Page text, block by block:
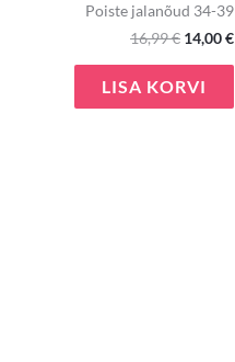
Poiste jalanõud 34-39
16,99€ 14,00€
LISA KORVI